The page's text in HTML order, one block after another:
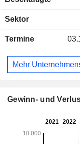
(25,2 %),
Australien (12,3 %).
Sektor
Termine
Mehr
Gewinn- und